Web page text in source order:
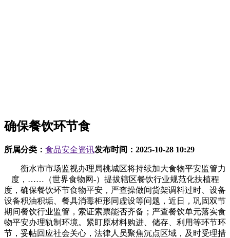
确保餐饮环节食
所属分类： 食品安全资讯发布时间： 2025-10-28 10:29
衡水市市场监视办理局桃城区将持续加大食物平安监管力
度，……（世界食物网-）提拔辖区餐饮行业规范化扶植程
度，确保餐饮环节食物平安，严查操做间货架调料过时、设备
设备积油积垢、餐具消毒柜形同虚设等问题，近日，巩固双节
期间餐饮行业监管，索证索票能否齐备；严查餐饮单元落实食
物平安办理轨制环境。紧盯原材料购进、储存、利用等环节环
节，妥帖回应社会关心，法律人员聚焦沉点区域，及时受理措